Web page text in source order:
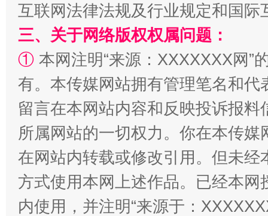
阿坝州三大球赛在茂县开幕 规模
互联网法律法规及行业规定和国
三、关于网络版权权属问题：
① 本网注明“来源：XXXXXXX网”
有。本传媒网站拥有管理笔名和
留言在本网站内容和反映投诉报
所属网站的一切权力。你在本传
在网站内转载或修改引用。但未
方式使用本网上述作品。已经本
内使用，并注明“来源于：